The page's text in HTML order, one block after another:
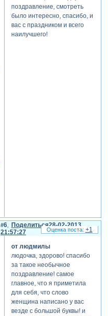
поздравление, смотреть
было интересно, спасибо, и
вас с праздником и всего
наилучшего!
Поделиться
6
28-02-2013
21:57:27
от людмилы
людочка, здорово! спасибо
за такое необычное
поздравление! самое
главное, что я приметила
для себя, что слово
женщина написано у вас
везде с большой буквы! и
+1